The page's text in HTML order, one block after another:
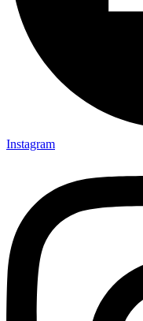
Instagram